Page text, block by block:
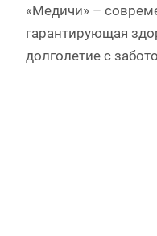
«Медичи» –
гарантирующая
долголетие c